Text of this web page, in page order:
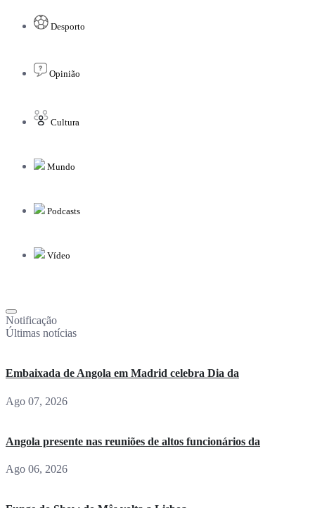
Desporto
Opinião
Cultura
Mundo
Podcasts
Vídeo
Notificação
Últimas notícias
Embaixada de Angola em Madrid celebra Dia da
Ago 07, 2026
Angola presente nas reuniões de altos funcionários da
Ago 06, 2026